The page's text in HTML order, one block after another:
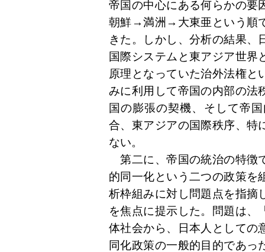
帝国の中心にある何らかの
朝鮮→満洲→大東亜という順
きた。しかし、分析の結果、
国際システムと東アジア世界
原理となっていた治外法権と
みに利用して帝国の内部の法
国の膨張の契機、そして帝
合、東アジアの国際秩序、特
ない。
第二に、帝国の統治の特徴
的同一化という二つの政策を
析枠組みに対し問題点を指摘
を焦点に提示した。問題は、
体社会から、日本人としての
同化政策の一般的目的であっ